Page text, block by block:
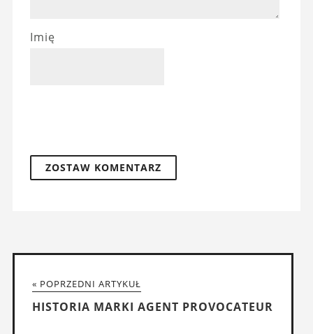
Imię
« POPRZEDNI ARTYKUŁ
HISTORIA MARKI AGENT PROVOCATEUR